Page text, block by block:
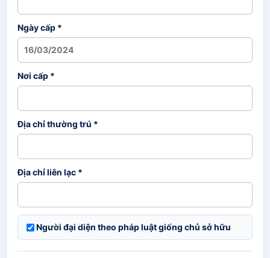
Ngày cấp *
Nơi cấp *
Địa chỉ thường trú *
Địa chỉ liên lạc *
Người đại diện theo pháp luật giống chủ sở hữu